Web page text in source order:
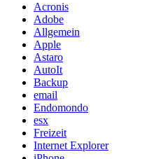
Acronis
Adobe
Allgemein
Apple
Astaro
AutoIt
Backup
email
Endomondo
esx
Freizeit
Internet Explorer